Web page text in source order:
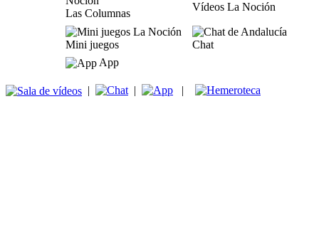
Las Columnas
Vídeos La Noción
Mini juegos
Chat
App
| | |